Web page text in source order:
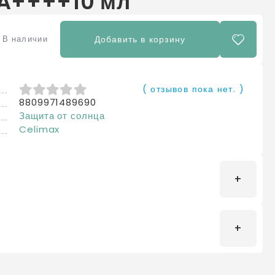
В наличии Добавить в корзину
0из 5
( отзывов пока нет. )
8809971489690
Защита от солнца
Celimax
1,2 мл средства на лицо и шею за 15-20